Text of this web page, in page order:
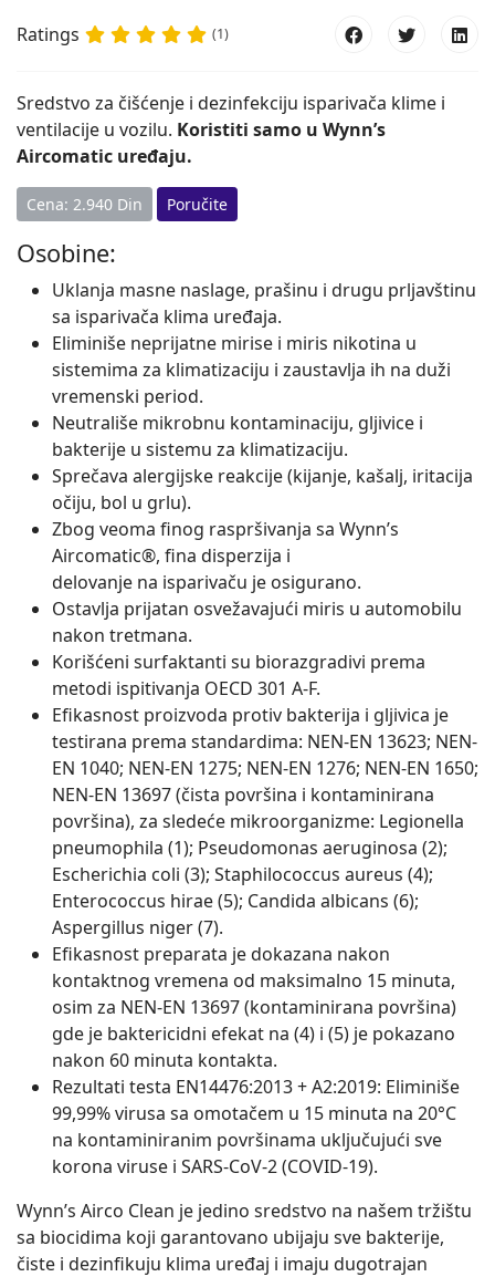
Ratings (1)
Sredstvo za čišćenje i dezinfekciju isparivača klime i
ventilacije u vozilu. Koristiti samo u Wynn’s
Aircomatic uređaju.
Cena: 2.940 Din Poručite
Osobine:
Uklanja masne naslage, prašinu i drugu prljavštinu
sa isparivača klima uređaja.
Eliminiše neprijatne mirise i miris nikotina u
sistemima za klimatizaciju i zaustavlja ih na duži
vremenski period.
Neutrališe mikrobnu kontaminaciju, gljivice i
bakterije u sistemu za klimatizaciju.
Sprečava alergijske reakcije (kijanje, kašalj, iritacija
očiju, bol u grlu).
Zbog veoma finog raspršivanja sa Wynn’s
Aircomatic®, fina disperzija i
delovanje na isparivaču je osigurano.
Ostavlja prijatan osvežavajući miris u automobilu
nakon tretmana.
Korišćeni surfaktanti su biorazgradivi prema
metodi ispitivanja OECD 301 A-F.
Efikasnost proizvoda protiv bakterija i gljivica je
testirana prema standardima: NEN-EN 13623; NEN-
EN 1040; NEN-EN 1275; NEN-EN 1276; NEN-EN 1650;
NEN-EN 13697 (čista površina i kontaminirana
površina), za sledeće mikroorganizme: Legionella
pneumophila (1); Pseudomonas aeruginosa (2);
Escherichia coli (3); Staphilococcus aureus (4);
Enterococcus hirae (5); Candida albicans (6);
Aspergillus niger (7).
Efikasnost preparata je dokazana nakon
kontaktnog vremena od maksimalno 15 minuta,
osim za NEN-EN 13697 (kontaminirana površina)
gde je baktericidni efekat na (4) i (5) je pokazano
nakon 60 minuta kontakta.
Rezultati testa EN14476:2013 + A2:2019: Eliminiše
99,99% virusa sa omotačem u 15 minuta na 20°C
na kontaminiranim površinama uključujući sve
korona viruse i SARS-CoV-2 (COVID-19).
Wynn’s Airco Clean je jedino sredstvo na našem tržištu
sa biocidima koji garantovano ubijaju sve bakterije,
čiste i dezinfikuju klima uređaj i imaju dugotrajan